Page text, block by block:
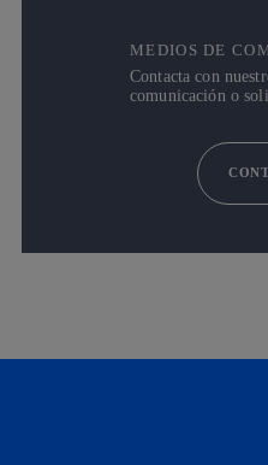
MEDIOS DE
Contacta con
comunicación o